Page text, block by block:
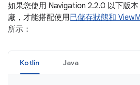
如果您使用 Navigation 2.2.0 以下版
廠，才能搭配使用已儲存狀態和
所示：
Kotlin Java